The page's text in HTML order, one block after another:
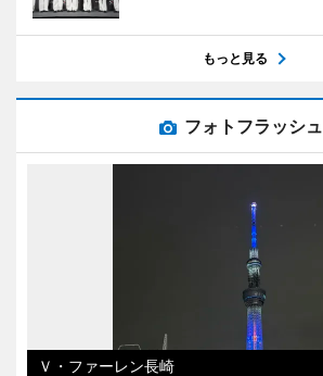
もっと見る
フォトフラッシュ
Ｖ・ファーレン長崎